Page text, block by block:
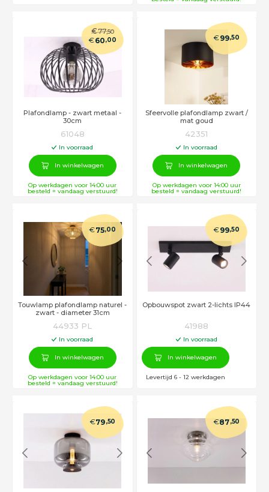
Plafondlamp - zwart metaal -
30cm
€77,50
€60,00
61048
In voorraad
In winkelwagen
Op werkdagen voor 14:00 uur
besteld = vandaag verstuurd!
Sfeervolle plafondlamp zwart /
mat goud
€99,50
42351
In voorraad
In winkelwagen
Op werkdagen voor 14:00 uur
besteld = vandaag verstuurd!
Touwlamp plafondlamp naturel -
zwart - diameter 31cm
€75,00
44933 PL
In voorraad
In winkelwagen
Op werkdagen voor 14:00 uur
besteld = vandaag verstuurd!
Opbouwspot zwart 2-lichts IP44
€99,50
41988
In voorraad
In winkelwagen
Levertijd 6 - 12 werkdagen
€79,50 €87,50